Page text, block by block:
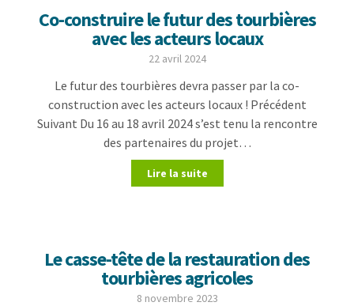
Co-construire le futur des tourbières
avec les acteurs locaux
22 avril 2024
Le futur des tourbières devra passer par la co-
construction avec les acteurs locaux ! Précédent
Suivant Du 16 au 18 avril 2024 s’est tenu la rencontre
des partenaires du projet…
Lire la suite
Le casse-tête de la restauration des
tourbières agricoles
8 novembre 2023